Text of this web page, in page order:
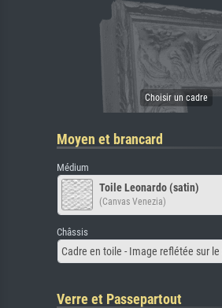
Moyen et brancard
Médium
Toile Leonardo (satin)
(Canvas Venezia)
Châssis
Cadre en toile - Image reflétée sur le
Verre et Passepartout